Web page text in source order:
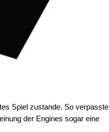
Spiel zustande. So verpasste
der Engines sogar eine